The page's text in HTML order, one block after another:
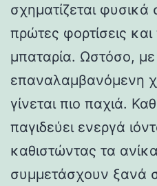
σχηματίζεται
πρώτες φορτίσεις
μπαταρία. Ωστόσο, με
επαναλαμβανόμενη
γίνεται πιο παχιά.
παγιδεύει ενεργά
καθιστώντας τα
συμμετάσχουν ξανά